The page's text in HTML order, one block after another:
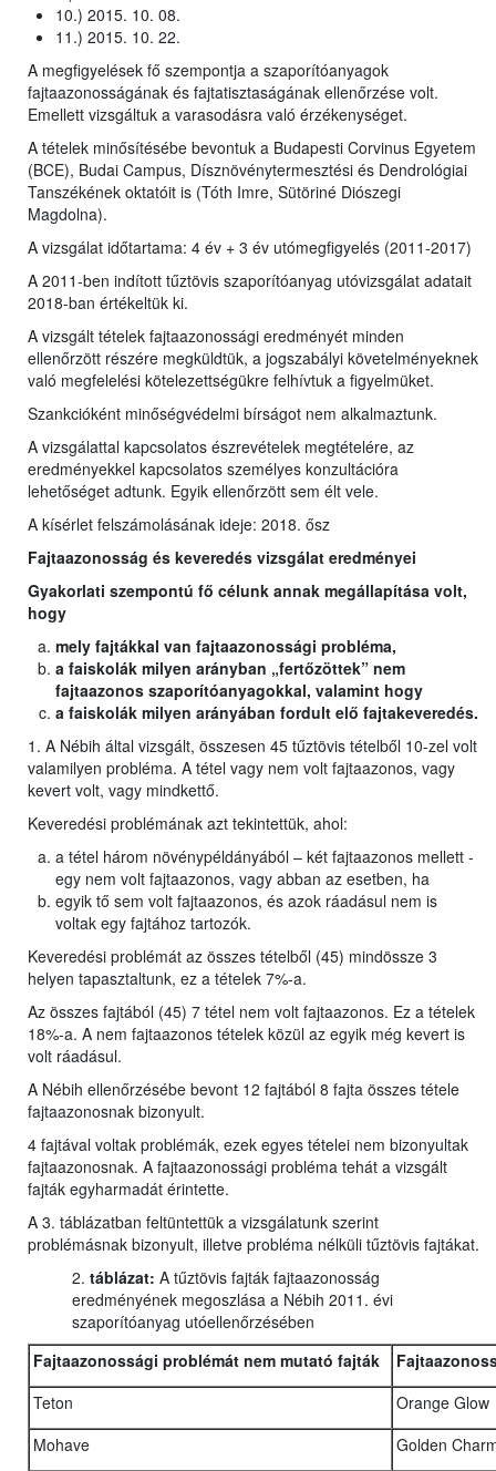
10.) 2015. 10. 08.
11.) 2015. 10. 22.
A megfigyelések fő szempontja a szaporítóanyagok
fajtaazonosságának és fajtatisztaságának ellenőrzése volt.
Emellett vizsgáltuk a varasodásra való érzékenységet.
A tételek minősítésébe bevontuk a Budapesti Corvinus Egyetem
(BCE), Budai Campus, Dísznövénytermesztési és Dendrológiai
Tanszékének oktatóit is (Tóth Imre, Sütöriné Diószegi
Magdolna).
A vizsgálat időtartama: 4 év + 3 év utómegfigyelés (2011-2017)
A 2011-ben indított tűztövis szaporítóanyag utóvizsgálat adatait
2018-ban értékeltük ki.
A vizsgált tételek fajtaazonossági eredményét minden
ellenőrzött részére megküldtük, a jogszabályi követelményeknek
való megfelelési kötelezettségükre felhívtuk a figyelmüket.
Szankcióként minőségvédelmi bírságot nem alkalmaztunk.
A vizsgálattal kapcsolatos észrevételek megtételére, az
eredményekkel kapcsolatos személyes konzultációra
lehetőséget adtunk. Egyik ellenőrzött sem élt vele.
A kísérlet felszámolásának ideje: 2018. ősz
Fajtaazonosság és keveredés vizsgálat eredményei
Gyakorlati szempontú fő célunk annak megállapítása volt,
hogy
mely fajtákkal van fajtaazonossági probléma,
a faiskolák milyen arányban „fertőzöttek” nem
fajtaazonos szaporítóanyagokkal, valamint hogy
a faiskolák milyen arányában fordult elő fajtakeveredés.
1. A Nébih által vizsgált, összesen 45 tűztövis tételből 10-zel volt
valamilyen probléma. A tétel vagy nem volt fajtaazonos, vagy
kevert volt, vagy mindkettő.
Keveredési problémának azt tekintettük, ahol:
a tétel három növénypéldányából – két fajtaazonos mellett -
egy nem volt fajtaazonos, vagy abban az esetben, ha
egyik tő sem volt fajtaazonos, és azok ráadásul nem is
voltak egy fajtához tartozók.
Keveredési problémát az összes tételből (45) mindössze 3
helyen tapasztaltunk, ez a tételek 7%-a.
Az összes fajtából (45) 7 tétel nem volt fajtaazonos. Ez a tételek
18%-a. A nem fajtaazonos tételek közül az egyik még kevert is
volt ráadásul.
A Nébih ellenőrzésébe bevont 12 fajtából 8 fajta összes tétele
fajtaazonosnak bizonyult.
4 fajtával voltak problémák, ezek egyes tételei nem bizonyultak
fajtaazonosnak. A fajtaazonossági probléma tehát a vizsgált
fajták egyharmadát érintette.
A 3. táblázatban feltüntettük a vizsgálatunk szerint
problémásnak bizonyult, illetve probléma nélküli tűztövis fajtákat.
2. táblázat: A tűztövis fajták fajtaazonosság
eredményének megoszlása a Nébih 2011. évi
szaporítóanyag utóellenőrzésében
Fajtaazonossági problémát nem mutató fajták
Teton
Orange Glow
Mohave
Golden